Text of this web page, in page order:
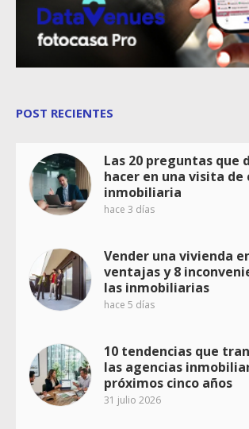
POST RECIENTES
Las 20 preguntas que
hacer en una visita de
inmobiliaria
hace 3 días
Vender una vivienda
ventajas y 8
las inmobiliarias
hace 5 días
10 tendencias que
las agencias
próximos cinco años
31 julio 2026